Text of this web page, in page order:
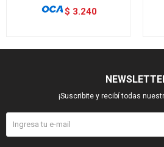
$ 3.240
¡Suscribite y recibí todas